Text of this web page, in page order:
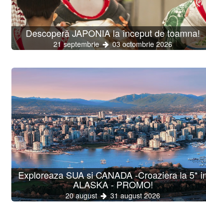
Descoperă JAPONIA la început de toamna!
21 septembrie 03 octombrie 2026
Exploreaza SUA si CANADA -Croaziera la 5*
ALASKA - PROMO!
20 august 31 august 2026